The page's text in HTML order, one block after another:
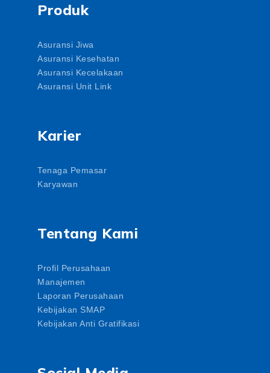
Produk
Asuransi Jiwa
Asuransi Kesehatan
Asuransi Kecelakaan
Asuransi Unit Link
Karier
Tenaga Pemasar
Karyawan
Tentang Kami
Profil Perusahaan
Manajemen
Laporan Perusahaan
Kebijakan SMAP
Kebijakan Anti Gratifikasi